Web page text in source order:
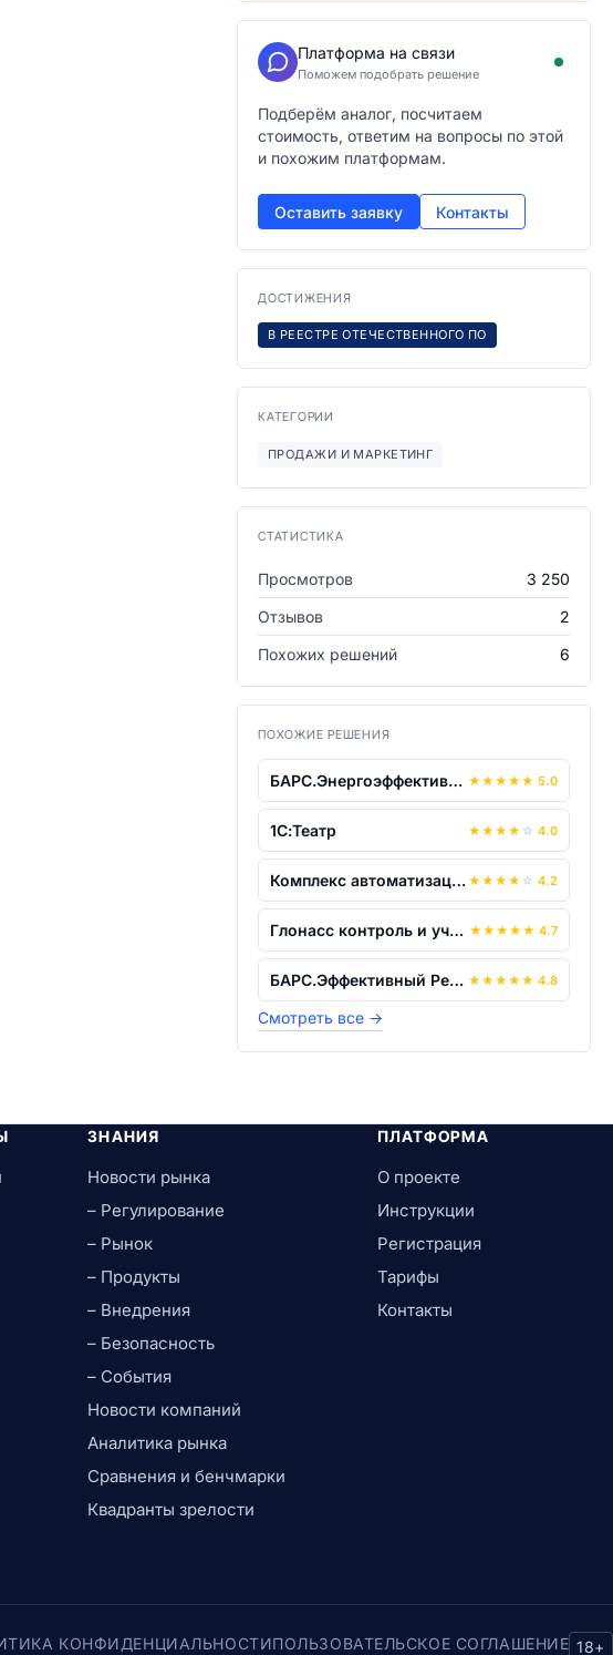
Платформа на связи
Поможем подобрать решение
Подберём аналог, посчитаем
стоимость, ответим на вопросы по этой
и похожим платформам.
Оставить заявку Контакты
ДОСТИЖЕНИЯ
В РЕЕСТРЕ ОТЕЧЕСТВЕННОГО ПО
КАТЕГОРИИ
ПРОДАЖИ И МАРКЕТИНГ
СТАТИСТИКА
Просмотров
3 250
Отзывов
2
Похожих решений
6
ПОХОЖИЕ РЕШЕНИЯ
БАРС.Энергоэффективность ★ ★ ★ ★ ★ 5.0
1С:Театр ★ ★ ★ ★ ☆ 4.0
Комплекс автоматизации свода отчетност... ★ ★ ★ ★ ☆ 4.2
Глонасс контроль и учёт транспорта ★ ★ ★ ★ ★ 4.7
БАРС.Эффективный Регион ★ ★ ★ ★ ★ 4.8
Смотреть все →
ЗНАНИЯ
Новости рынка
– Регулирование
– Рынок
– Продукты
– Внедрения
– Безопасность
– События
Новости компаний
Аналитика рынка
Сравнения и бенчмарки
Квадранты зрелости
ПЛАТФОРМА
О проекте
Инструкции
Регистрация
Тарифы
Контакты
КОНФИДЕНЦИАЛЬНОСТИПОЛЬЗОВАТЕЛЬСКОЕ СОГЛАШЕНИЕ 18+